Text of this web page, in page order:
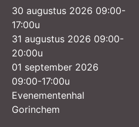
30 augustus 2026 09:00-
17:00u
31 augustus 2026 09:00-
20:00u
01 september 2026
09:00-17:00u
Evenementenhal
Gorinchem